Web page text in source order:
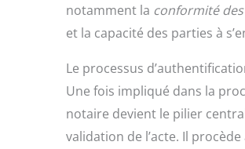
notamment la conformité
et la capacité des parties à
Le processus
Une fois impliqué dans la
notaire devient le pilier
validation de l’acte. Il procède